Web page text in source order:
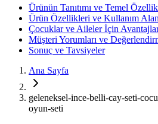
Ürünün Tanıtımı ve Temel
Ürün Özellikleri ve Kullanım
Çocuklar ve Aileler İçin
Müşteri Yorumları ve
Sonuç ve Tavsiyeler
Ana Sayfa
geleneksel-ince-belli-cay-seti-
oyun-seti